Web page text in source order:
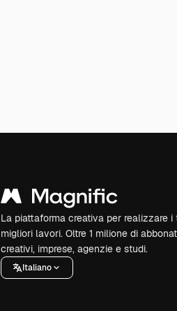
La piattaforma creativa per realizzare i
migliori lavori. Oltre 1 milione di
creativi, imprese, agenzie e studi.
Italiano